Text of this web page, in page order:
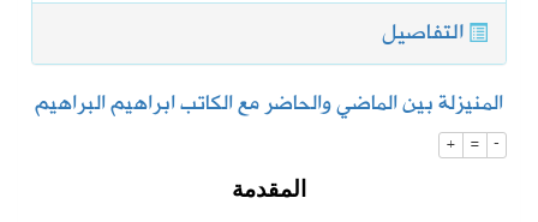
التفاصيل
المنيزلة بين الماضي والحاضر مع الكاتب ابراهيم البراهيم
+ = -
المقدمة